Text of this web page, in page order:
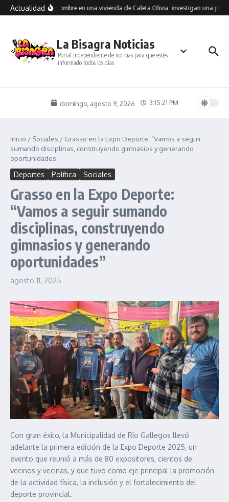
Saltar al contenido
Actualidad
muerto a un hombre en una vivienda de Caleta Olivia: investigan una
La Bisagra Noticias
Portal independiente de noticias para que estés
informado todos los días.
domingo, agosto 9, 2026 3:15:21 PM
Inicio / Sociales / Grasso en la Expo Deporte: “Vamos a seguir
sumando disciplinas, construyendo gimnasios y generando
oportunidades”
Deportes Política Sociales
Grasso en la Expo Deporte:
“Vamos a seguir sumando
disciplinas, construyendo
gimnasios y generando
oportunidades”
agosto 11, 2025
Con gran éxito, la Municipalidad de Río Gallegos llevó
adelante la primera edición de la Expo Deporte 2025, un
evento que reunió a más de 80 expositores, cientos de
vecinos y vecinas, y que tuvo como eje principal la promoción
de la actividad física, la inclusión y el fortalecimiento del
deporte provincial.